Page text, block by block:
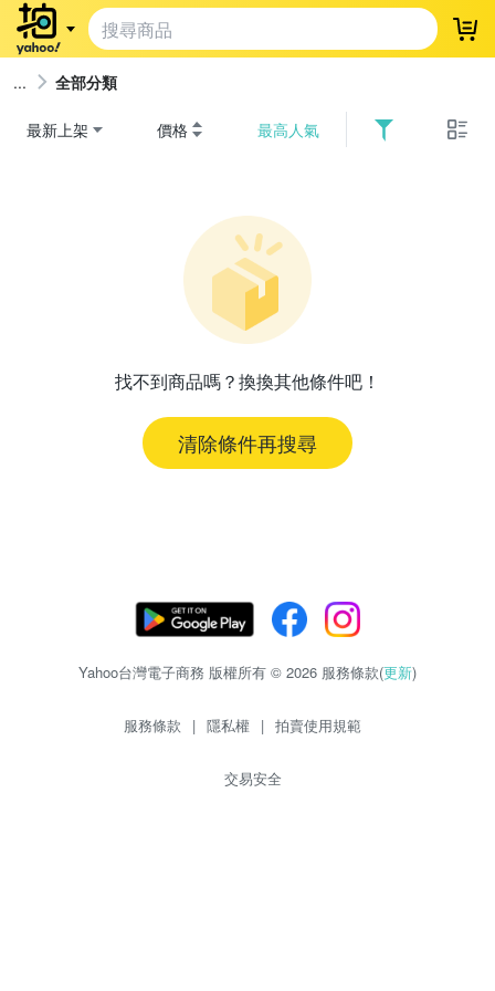
登
全部分類
最新上架 價格 最高人氣
找不到商品嗎？換換其他條件吧！
清除條件再搜尋
Yahoo台灣電子商務 版權所有 © 2026 服務條款(更新)
服務條款 | 隱私權 | 拍賣使用規範
交易安全